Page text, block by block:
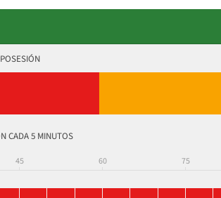
POSESIÓN
CADA 5 MINUTOS
45 60 75